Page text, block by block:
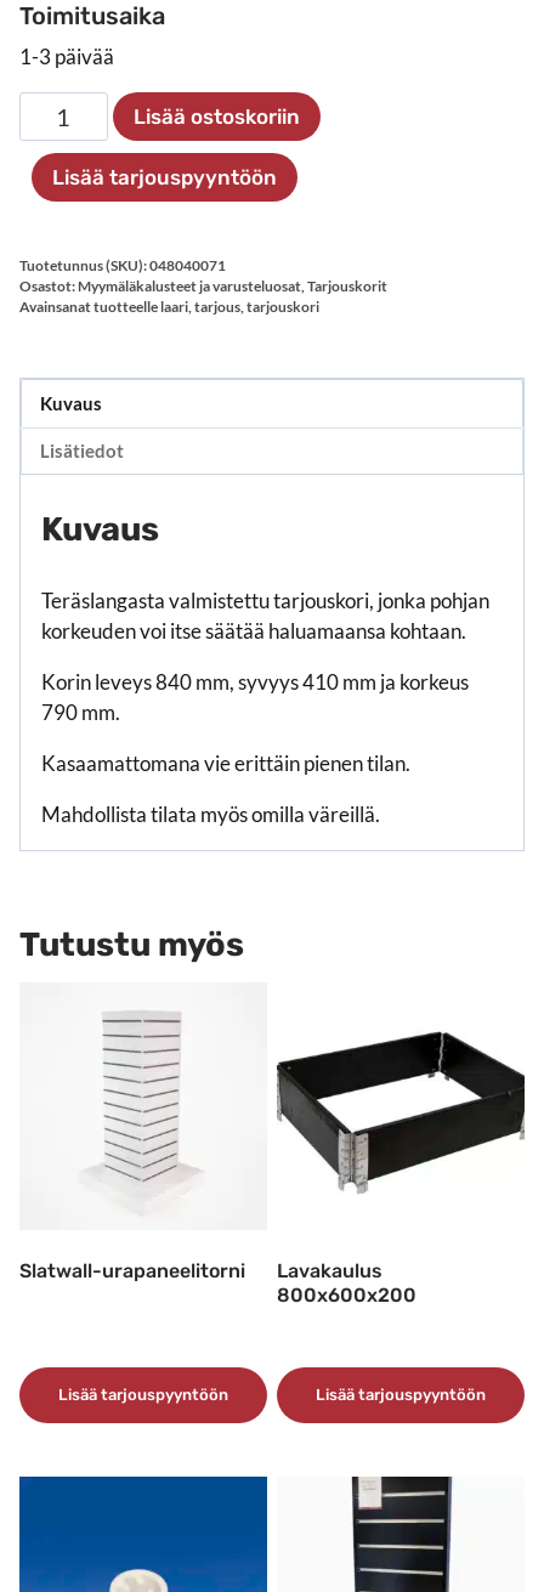
Toimitusaika
1-3 päivää
Daniella
tarjouskori
840×410
mm
Lisää ostoskoriin
Lisää tarjouspyyntöön
Tuotetunnus (SKU):048040071
Osastot: Myymäläkalusteet ja varusteluosat,Tarjouskorit
Avainsanat tuotteelle laari,tarjous,tarjouskori
Kuvaus
Lisätiedot
Kuvaus
Teräslangasta valmistettu tarjouskori, jonka pohjan
korkeuden voi itse säätää haluamaansa kohtaan.
Korin leveys 840 mm, syvyys 410 mm ja korkeus
790 mm.
Kasaamattomana vie erittäin pienen tilan.
Mahdollista tilata myös omilla väreillä.
Tutustu myös
Slatwall-urapaneelitorni
Lisää tarjouspyyntöön
Lavakaulus
800x600x200
Lisää tarjouspyyntöön